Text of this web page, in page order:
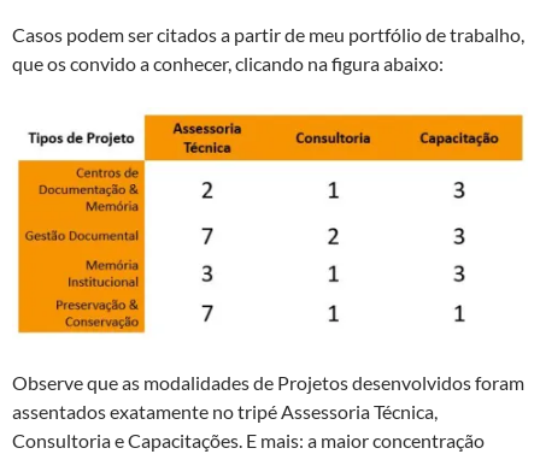
Casos podem ser citados a partir de meu portfólio de trabalho,
que os convido a conhecer, clicando na figura abaixo:
Observe que as modalidades de Projetos desenvolvidos foram
assentados exatamente no tripé Assessoria Técnica,
Consultoria e Capacitações. E mais: a maior concentração